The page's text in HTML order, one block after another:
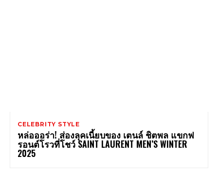
CELEBRITY STYLE
หล่อออร่า! ส่องลุคเนี้ยบของ เตนล์ ชิตพล แขกฟ
รอนต์โรวที่โชว์ SAINT LAURENT MEN’S WINTER
2025